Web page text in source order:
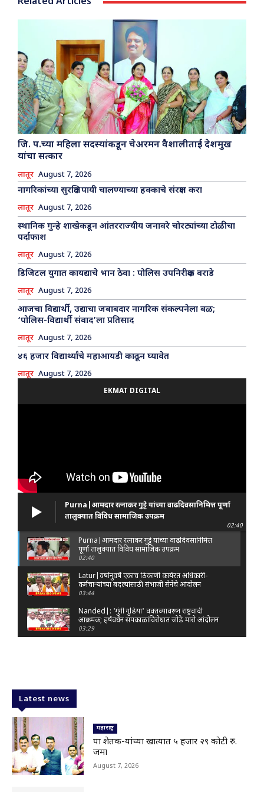
जि. प.च्या महिला सदस्यांकडून चेअरमन वैशालीताई देशमुख
यांचा सत्कार
लातूर August 7, 2026
नागरिकांच्या सुरक्षित पायी चालण्याच्या हक्काचे संरक्षण करा
लातूर August 7, 2026
स्थानिक गुन्हे शाखेकडून आंतरराज्यीय जनावरे चोरट्यांच्या टोळीचा
पर्दाफाश
लातूर August 7, 2026
डिजिटल युगात कायद्याचे भान ठेवा : पोलिस उपनिरीक्षक वराडे
लातूर August 7, 2026
आजचा विद्यार्थी, उद्याचा जबाबदार नागरिक संकल्पनेला बळ;
‘पोलिस-विद्यार्थी संवाद’ला प्रतिसाद
लातूर August 7, 2026
४६ हजार विद्यार्थ्यांचे महाआयडी काढून घ्यावेत
लातूर August 7, 2026
EKMAT DIGITAL
Purna|आमदार रत्नाकर गुट्टे यांच्या वाढदिवसानिमित्त पूर्णा
तालुक्यात विविध सामाजिक उपक्रम
02:40
Purna|आमदार रत्नाकर गुट्टे यांच्या वाढदिवसानिमित्त
पूर्णा तालुक्यात विविध सामाजिक उपक्रम
02:40
Latur|वर्षानुवर्षे एकाच ठिकाणी कार्यरत अधिकारी-
कर्मचाऱ्यांच्या बदल्यांसाठी संभाजी सेनेचे आंदोलन
03:44
Nanded|: 'गुंगी गुडिया' वक्तव्यावरून राष्ट्रवादी
आक्रमक; हर्षवर्धन सपकाळांविरोधात जोडे मारो आंदोलन
03:29
Latur|नांदेड–बिदर महामार्गावरील सिमेंट रस्त्याला मोठ्या
भेगा; अपघाताचा धोका
00:59
Latur|शिवराज पाटील चाकूरकर यांच्या भव्य स्मारकाची
तयारी; चार दिवसांत मोठा निर्णय!
03:22
Latest news
महाराष्ट्र
पात्र शेतक-यांच्या खात्यात ५ हजार २९ कोटी रु.
जमा
August 7, 2026